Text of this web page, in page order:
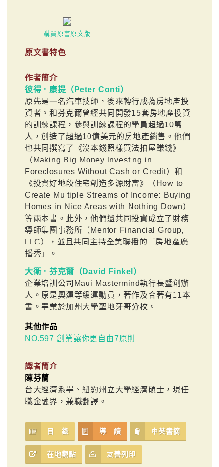
購買原書原文版
原文書特色
作者簡介
彼得．康提（Peter Conti）
原先是一名汽車技師，後來轉行成為房地產投
資者。和芬克爾曾經共同開發15套房地產投資
的訓練課程，參與訓練課程的學員超過10萬
人，創造了超過10億美元的房地產銷售。他們
也共同撰寫了《沒本錢照樣買法拍屋賺錢》
（Making Big Money Investing in
Foreclosures Without Cash or Credit）和
《投資好地段住宅創造多源財富》（How to
Create Multiple Streams of Income: Buying
Homes in Nice Areas with Nothing Down）
等兩本書。此外，他們還共同投資成立了財務
導師集團事務所（Mentor Financial Group,
LLC），並且共同主持全美聯播的「房地產廣
播秀」。
大衛．芬克爾（David Finkel）
企業培訓公司Maui Mastermind執行長暨創辦
人。原是奧運等級運動員，著作及合著有11本
書。畢業於加州大學聖地牙哥分校。
其他作品
NO.597 創業讓你更自由7原則
譯者簡介
陳芬蘭
台大經濟系畢、紐約州立大學經濟碩士，現任
職金融界，兼職翻譯。
目 錄 導 讀 中英書摘
在地觀點 友善列印